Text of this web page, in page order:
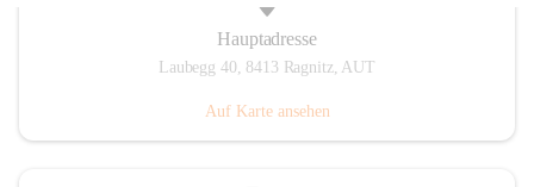
Hauptadresse
Laubegg 40, 8413 Ragnitz, AUT
Auf Karte ansehen